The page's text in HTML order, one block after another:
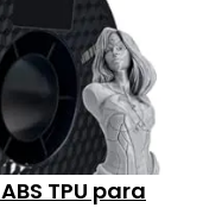
TPU para